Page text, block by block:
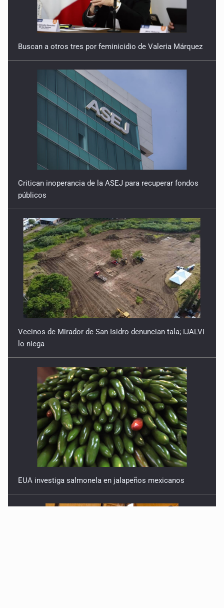
Buscan a otros tres por feminicidio de Valeria Márquez
Critican inoperancia de la ASEJ para recuperar fondos
públicos
Vecinos de Mirador de San Isidro denuncian tala; IJALVI
lo niega
EUA investiga salmonela en jalapeños mexicanos